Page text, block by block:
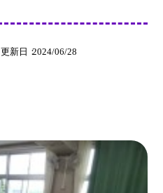
更新日 2024/06/28